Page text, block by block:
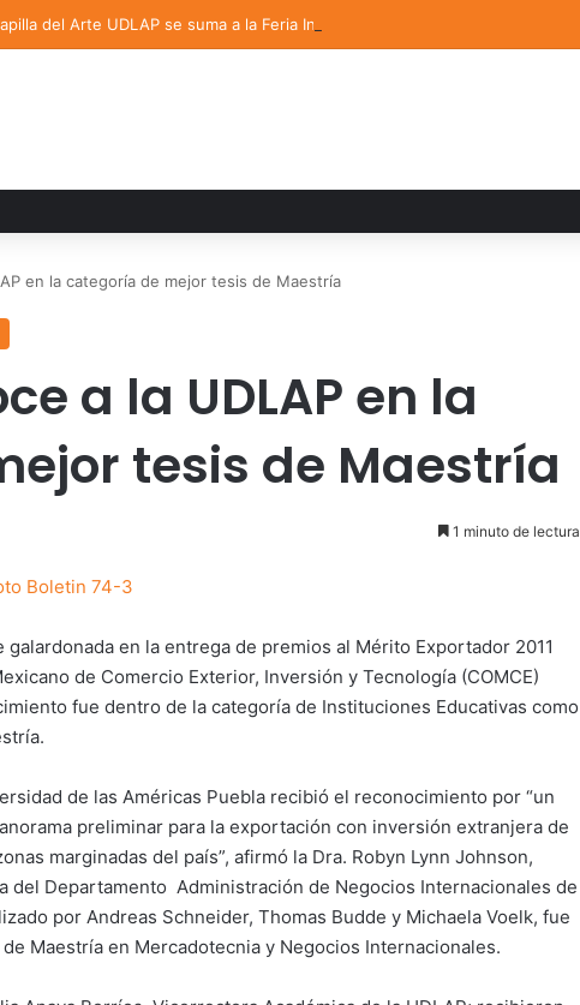
del Arte UDLAP se suma a la Feria Internacional del Libro en Puebla
en la categoría de mejor tesis de Maestría
a la UDLAP en la
tesis de Maestría
1 minuto de lectura
en la entrega de premios al Mérito Exportador 2011
de Comercio Exterior, Inversión y Tecnología (COMCE)
fue dentro de la categoría de Instituciones Educativas como
de las Américas Puebla recibió el reconocimiento por “un
preliminar para la exportación con inversión extranjera de
marginadas del país”, afirmó la Dra. Robyn Lynn Johnson,
del Departamento Administración de Negocios Internacionales de
por Andreas Schneider, Thomas Budde y Michaela Voelk, fue
Maestría en Mercadotecnia y Negocios Internacionales.